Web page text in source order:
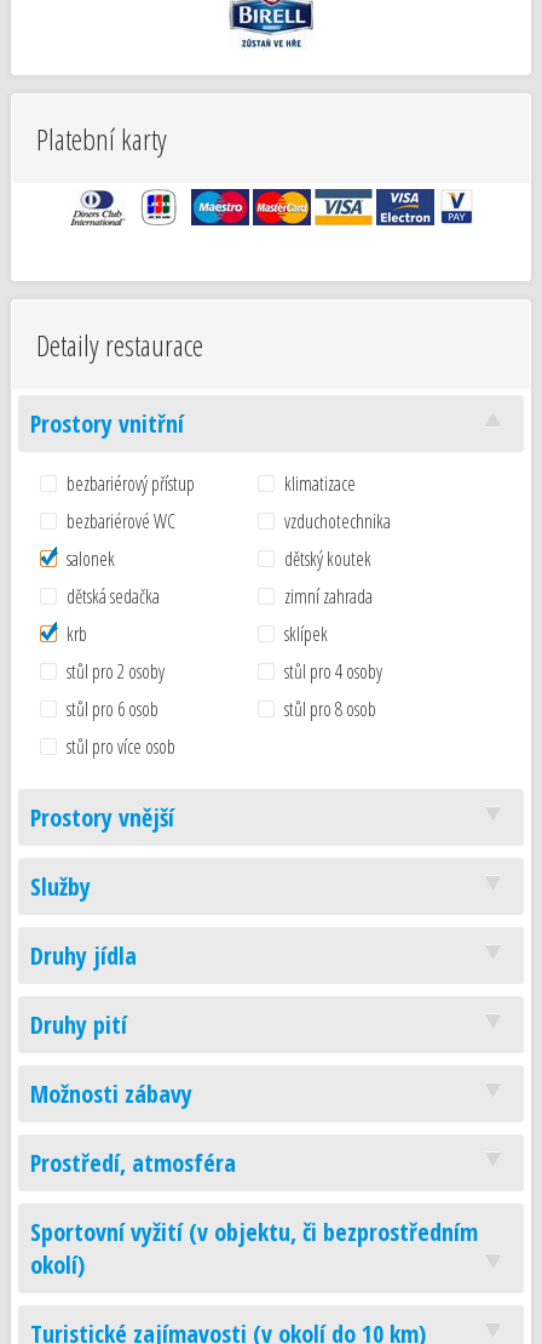
Platební karty
Detaily restaurace
Prostory vnitřní
bezbariérový přístup
klimatizace
bezbariérové WC
vzduchotechnika
salonek
dětský koutek
dětská sedačka
zimní zahrada
krb
sklípek
stůl pro 2 osoby
stůl pro 4 osoby
stůl pro 6 osob
stůl pro 8 osob
stůl pro více osob
Prostory vnější
Služby
Druhy jídla
Druhy pití
Možnosti zábavy
Prostředí, atmosféra
Sportovní vyžití (v objektu, či bezprostředním
okolí)
Turistické zajímavosti (v okolí do 10 km)